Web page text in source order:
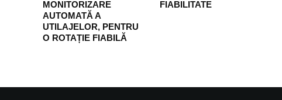
MONITORIZARE
AUTOMATĂ A
UTILAJELOR, PENTRU
O ROTAȚIE FIABILĂ
FIABILITATE